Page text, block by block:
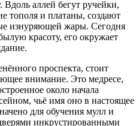
аллей бегут ручейки,
тополя и платаны, создают
изнуряющей жары. Сегодня
красоту, его окружает
проспекта, стоит
внимание. Это медресе,
около начала
чьё имя оно в настоящее
для обучения мулл и
инкрустированными